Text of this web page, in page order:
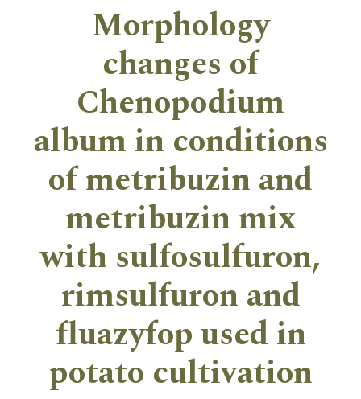
Morphology
changes of
Chenopodium
album in conditions
of metribuzin and
metribuzin mix
with sulfosulfuron,
rimsulfuron and
fluazyfop used in
potato cultivation